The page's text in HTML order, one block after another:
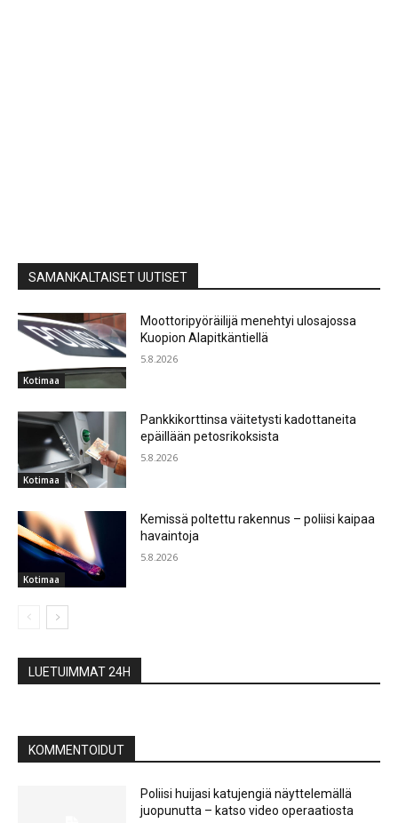
SAMANKALTAISET UUTISET
Kotimaa
Moottoripyöräilijä menehtyi ulosajossa
Kuopion Alapitkäntiellä
5.8.2026
Kotimaa
Pankkikorttinsa väitetysti kadottaneita
epäillään petosrikoksista
5.8.2026
Kotimaa
Kemissä poltettu rakennus – poliisi kaipaa
havaintoja
5.8.2026
LUETUIMMAT 24H
KOMMENTOIDUT
Poliisi huijasi katujengiä näyttelemällä
juopunutta – katso video operaatiosta